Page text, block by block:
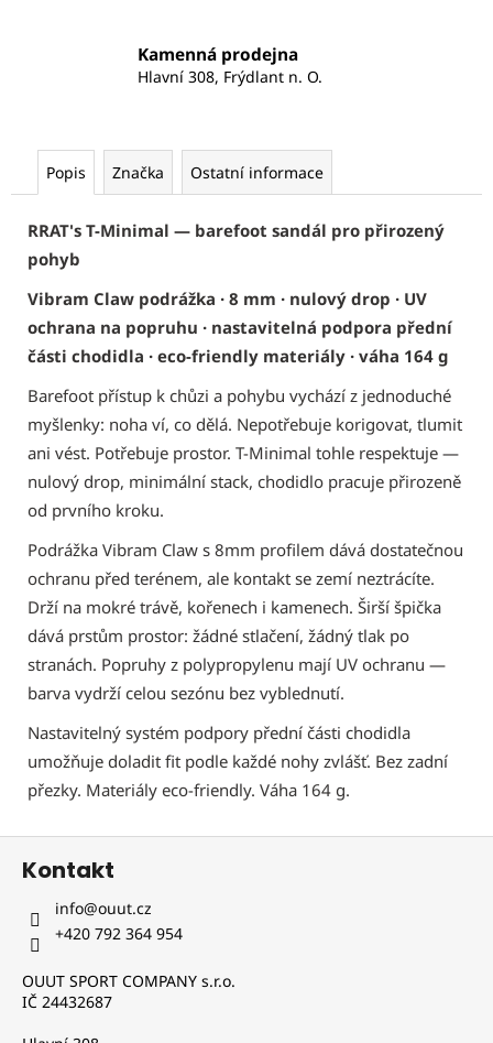
Kamenná prodejna
Hlavní 308, Frýdlant n. O.
Popis Značka Ostatní informace
RRAT's T-Minimal — barefoot sandál pro přirozený
pohyb
Vibram Claw podrážka · 8 mm · nulový drop · UV
ochrana na popruhu · nastavitelná podpora přední
části chodidla · eco-friendly materiály · váha 164 g
Barefoot přístup k chůzi a pohybu vychází z jednoduché
myšlenky: noha ví, co dělá. Nepotřebuje korigovat, tlumit
ani vést. Potřebuje prostor. T-Minimal tohle respektuje —
nulový drop, minimální stack, chodidlo pracuje přirozeně
od prvního kroku.
Podrážka Vibram Claw s 8mm profilem dává dostatečnou
ochranu před terénem, ale kontakt se zemí neztrácíte.
Drží na mokré trávě, kořenech i kamenech. Širší špička
dává prstům prostor: žádné stlačení, žádný tlak po
stranách. Popruhy z polypropylenu mají UV ochranu —
barva vydrží celou sezónu bez vyblednutí.
Nastavitelný systém podpory přední části chodidla
umožňuje doladit fit podle každé nohy zvlášť. Bez zadní
přezky. Materiály eco-friendly. Váha 164 g.
Z
Kontakt
info@ouut.cz
+420 792 364 954
OUUT SPORT COMPANY s.r.o.
IČ 24432687